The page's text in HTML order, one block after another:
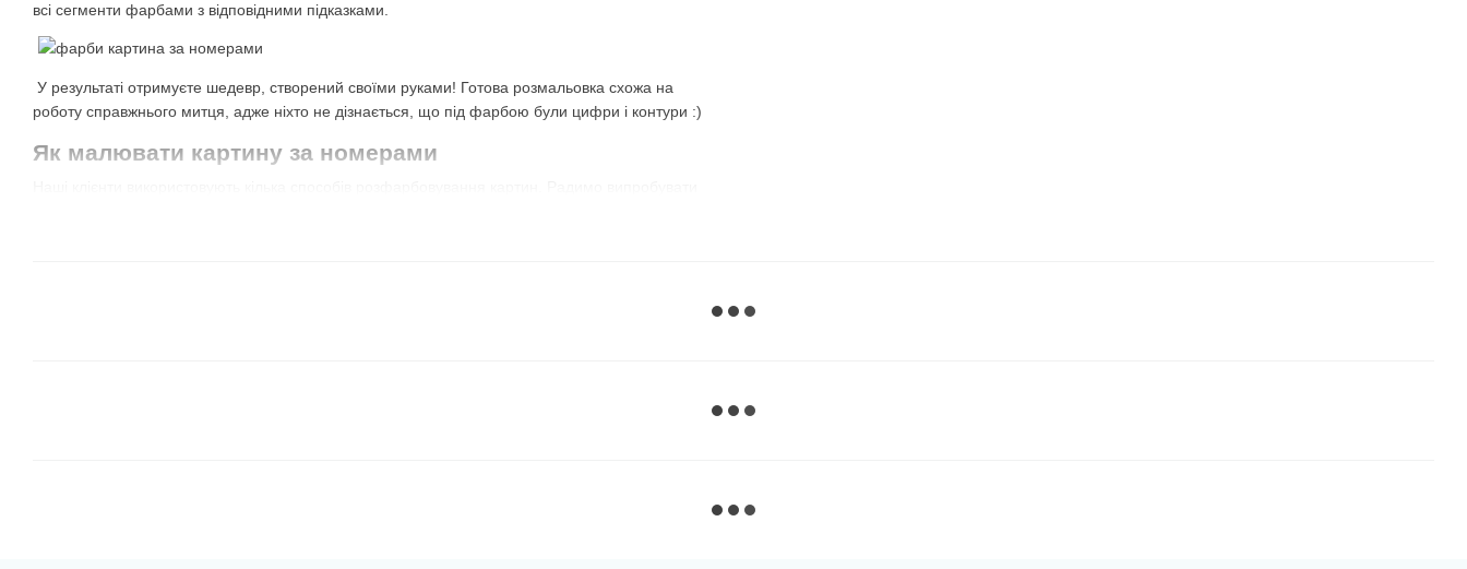
всі сегменти фарбами з відповідними підказками.
У результаті отримуєте шедевр, створений своїми руками! Готова розмальовка схожа на
роботу справжнього митця, адже ніхто не дізнається, що під фарбою були цифри і контури :)
Як малювати картину за номерами